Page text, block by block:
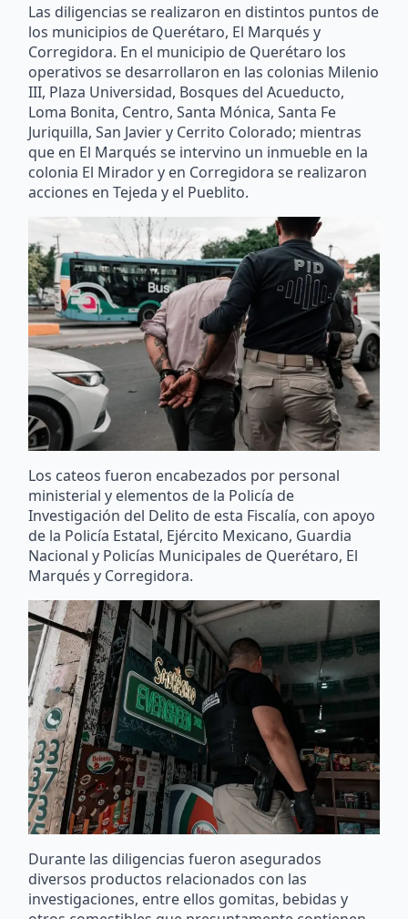
Las diligencias se realizaron en distintos puntos de
los municipios de Querétaro, El Marqués y
Corregidora. En el municipio de Querétaro los
operativos se desarrollaron en las colonias Milenio
III, Plaza Universidad, Bosques del Acueducto,
Loma Bonita, Centro, Santa Mónica, Santa Fe
Juriquilla, San Javier y Cerrito Colorado; mientras
que en El Marqués se intervino un inmueble en la
colonia El Mirador y en Corregidora se realizaron
acciones en Tejeda y el Pueblito.
Los cateos fueron encabezados por personal
ministerial y elementos de la Policía de
Investigación del Delito de esta Fiscalía, con apoyo
de la Policía Estatal, Ejército Mexicano, Guardia
Nacional y Policías Municipales de Querétaro, El
Marqués y Corregidora.
Durante las diligencias fueron asegurados
diversos productos relacionados con las
investigaciones, entre ellos gomitas, bebidas y